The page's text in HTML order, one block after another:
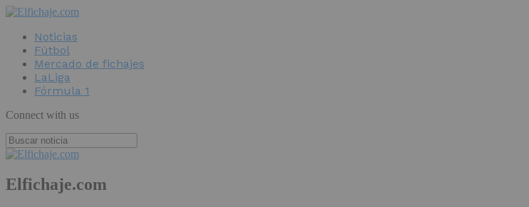
Noticias
Fútbol
Mercado de fichajes
LaLiga
Fórmula 1
Connect with us
Elfichaje.com